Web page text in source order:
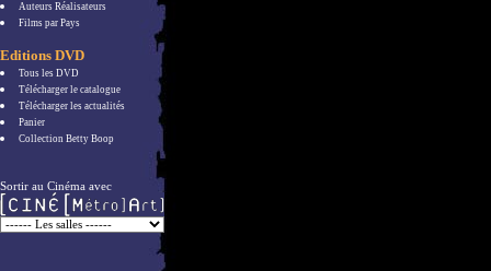
Auteurs Réalisateurs
Films par Pays
Editions DVD
Tous les DVD
Télécharger le catalogue
Télécharger les actualités
Panier
Collection Betty Boop
Sortir au Cinéma avec